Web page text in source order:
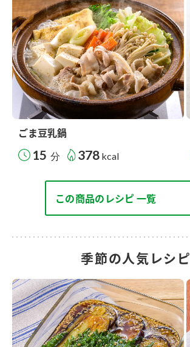
ごま豆乳鍋
15 分 378 kcal
この商品のレシピ 一覧
季節の人気レシピ